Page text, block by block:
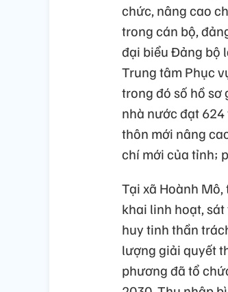
chức, nâng cao
trong cán bộ,
đại biểu Đảng bộ
Trung tâm Phục
trong đó số hồ sơ
nhà nước đạt 624
thôn mới nâng
chí mới của tỉnh;
Tại xã Hoành
khai linh hoạt,
huy tinh thần
lượng giải quyết
phương đã tổ